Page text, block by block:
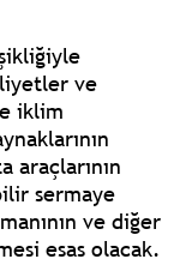
ve
iklim
araçlarının
sermaye
ve diğer
esas olacak.